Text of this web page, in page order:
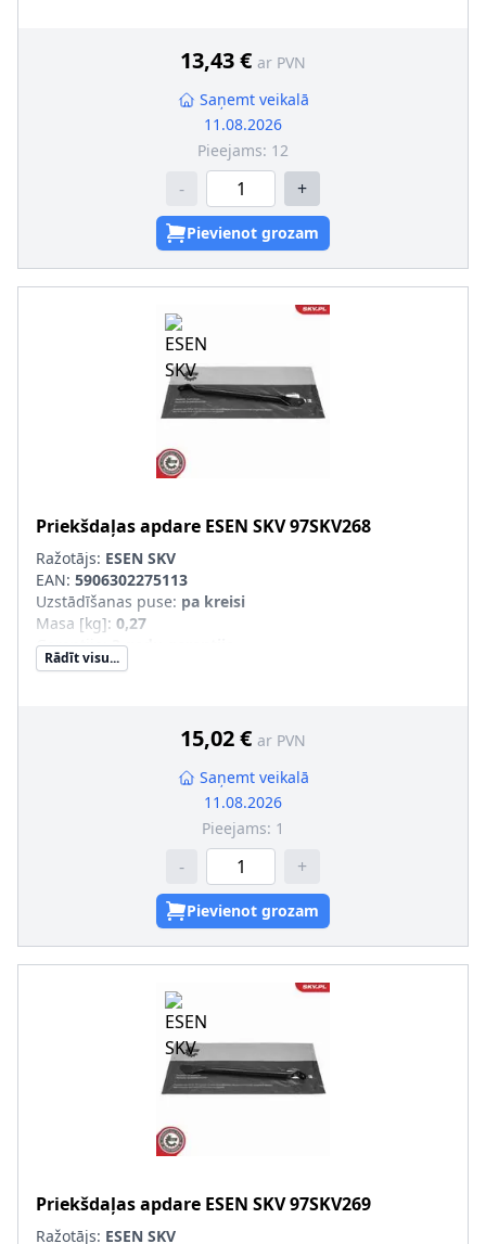
Nesatur SVHC vielas!
pāra artikulu numuri:0646516
13,43 € ar PVN
Saņemt veikalā
11.08.2026
Pieejams: 12
- +
Pievienot grozam
Priekšdaļas apdare ESEN SKV97SKV268
Ražotājs: ESEN SKV
EAN: 5906302275113
Uzstādīšanas puse: pa kreisi
Masa [kg]: 0,27
Garantija:3 gadu garantija
pāra artikulu numuri
Rādīt visu...
15,02 € ar PVN
Saņemt veikalā
11.08.2026
Pieejams: 1
- +
Pievienot grozam
Priekšdaļas apdare ESEN SKV97SKV269
Ražotājs: ESEN SKV